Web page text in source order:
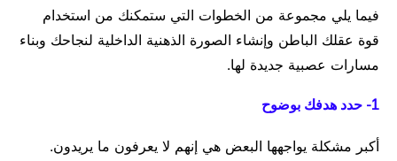
فيما يلي مجموعة من الخطوات التي ستمكنك من استخدام
قوة عقلك الباطن وإنشاء الصورة الذهنية الداخلية لنجاحك وبناء
مسارات عصبية جديدة لها.
1- حدد هدفك بوضوح
أكبر مشكلة يواجهها البعض هي إنهم لا يعرفون ما يريدون.